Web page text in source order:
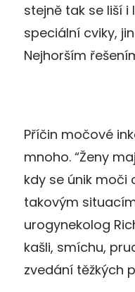
stejně tak se liší
speciální cviky,
Nejhorším
Příčin močové
mnoho. “Ženy
kdy se únik moči
takovým
urogynekolog
kašli, smíchu,
zvedání těžkých